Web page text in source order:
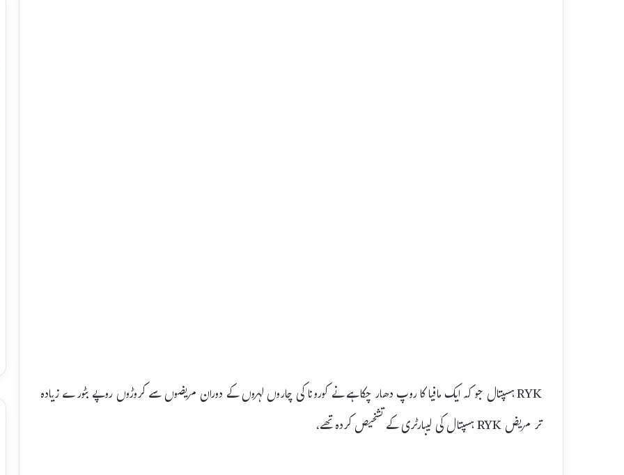
RYK ہسپتال جو کہ ایک مافیا کا روپ دھار چکا ہے نے کورونا کی چاروں لہروں کے دوران مریضوں سے کروڑوں روپے بٹورے زیادہ
تر مریض RYK ہسپتال کی لیبارٹری کے تشخیص کردہ تھے،